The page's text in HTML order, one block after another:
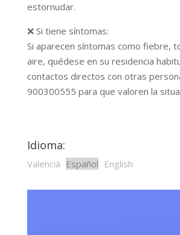
estornudar.
❌Si tiene síntomas:
Si aparecen síntomas como fiebre,
aire, quédese en su residencia
contactos directos con otras
900300555 para que valoren la
Idioma:
Valencià Español English